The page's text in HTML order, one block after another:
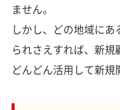
ません。
しかし、どの地域に
られさえすれば、新規
どんどん活用して新規